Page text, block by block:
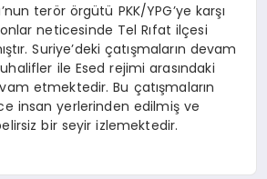
terör örgütü PKK/YPG’ye karşı
neticesinde Tel Rıfat ilçesi
Suriye’deki çatışmaların devam
ile Esed rejimi arasındaki
etmektedir. Bu çatışmaların
insan yerlerinden edilmiş ve
bir seyir izlemektedir.